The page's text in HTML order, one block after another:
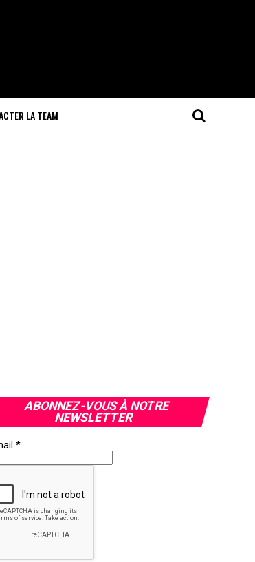
LA TEAM
ABONNEZ-VOUS À NOTRE
NEWSLETTER
*